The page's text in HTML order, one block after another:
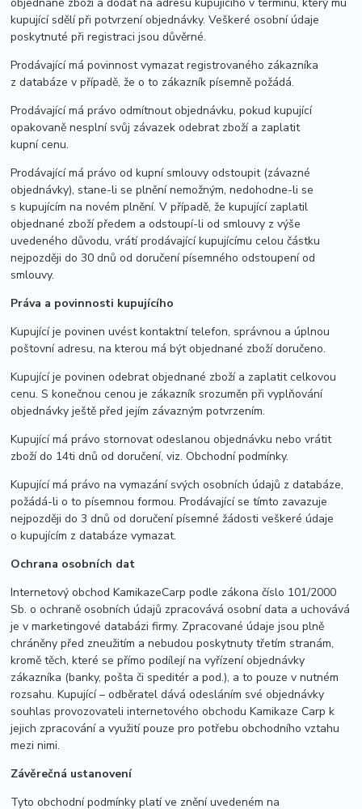
kupující sdělí při potvrzení objednávky. Veškeré osobní údaje
poskytnuté při registraci jsou důvěrné.
Prodávající má povinnost vymazat registrovaného zákazníka
z databáze v případě, že o to zákazník písemně požádá.
Prodávající má právo odmítnout objednávku, pokud kupující
opakovaně nesplní svůj závazek odebrat zboží a zaplatit
kupní cenu.
Prodávající má právo od kupní smlouvy odstoupit (závazné
objednávky), stane-li se plnění nemožným, nedohodne-li se
s kupujícím na novém plnění. V případě, že kupující zaplatil
objednané zboží předem a odstoupí-li od smlouvy z výše
uvedeného důvodu, vrátí prodávající kupujícímu celou částku
nejpozději do 30 dnů od doručení písemného odstoupení od
smlouvy.
Práva a povinnosti kupujícího
Kupující je povinen uvést kontaktní telefon, správnou a úplnou
poštovní adresu, na kterou má být objednané zboží doručeno.
Kupující je povinen odebrat objednané zboží a zaplatit celkovou
cenu. S konečnou cenou je zákazník srozuměn při vyplňování
objednávky ještě před jejím závazným potvrzením.
Kupující má právo stornovat odeslanou objednávku nebo vrátit
zboží do 14ti dnů od doručení, viz. Obchodní podmínky.
Kupující má právo na vymazání svých osobních údajů z databáze,
požádá-li o to písemnou formou. Prodávající se tímto zavazuje
nejpozději do 3 dnů od doručení písemné žádosti veškeré údaje
o kupujícím z databáze vymazat.
Ochrana osobních dat
Internetový obchod KamikazeCarp podle zákona číslo 101/2000
Sb. o ochraně osobních údajů zpracovává osobní data a uchovává
je v marketingové databázi firmy. Zpracované údaje jsou plně
chráněny před zneužitím a nebudou poskytnuty třetím stranám,
kromě těch, které se přímo podílejí na vyřízení objednávky
zákazníka (banky, pošta či speditér a pod.), a to pouze v nutném
rozsahu. Kupující – odběratel dává odesláním své objednávky
souhlas provozovateli internetového obchodu Kamikaze Carp k
jejich zpracování a využití pouze pro potřebu obchodního vztahu
mezi nimi.
Závěrečná ustanovení
Tyto obchodní podmínky platí ve znění uvedeném na